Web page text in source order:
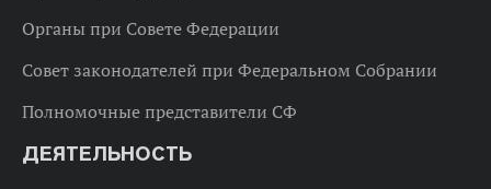
Органы при Совете Федерации
Совет законодателей при Федеральном Собрании
Полномочные представители СФ
ДЕЯТЕЛЬНОСТЬ